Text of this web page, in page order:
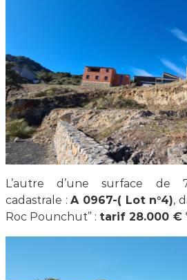
L’autre d’une surface de
cadastrale :A 0967-( Lot n°4),
Roc Pounchut” : tarif 28.000 €